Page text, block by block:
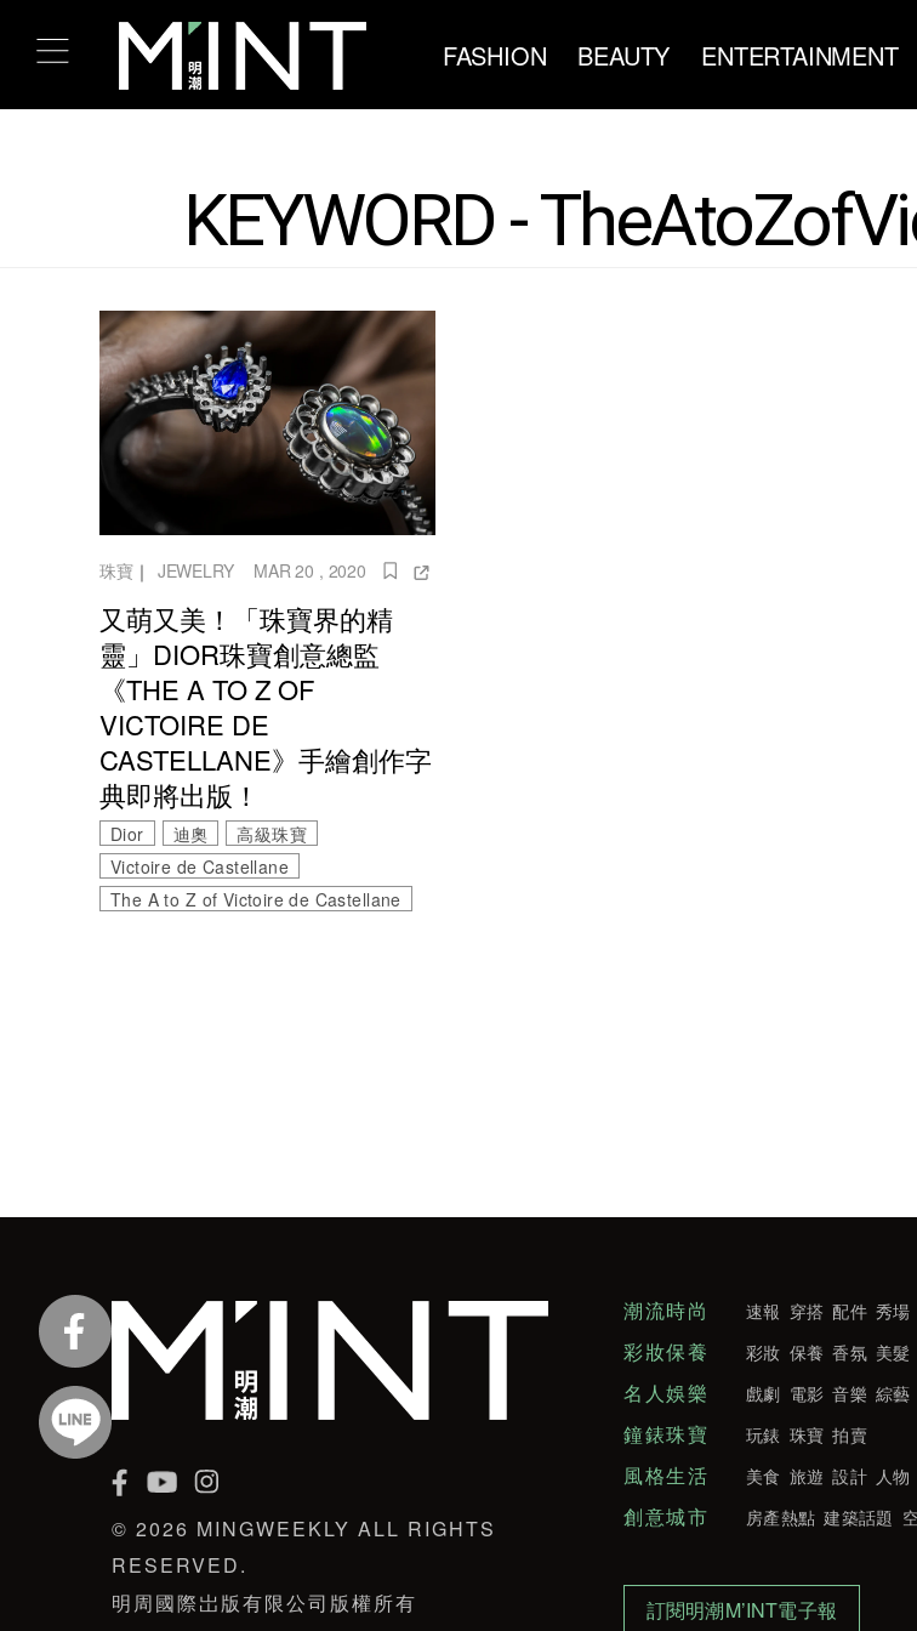
FASHION BEAUTY ENTERTAINMENT
KEYWORD -
珠寶｜ JEWELRY MAR 20 , 2020
又萌又美！「珠寶界的精
靈」DIOR珠寶創意總監
《THE A TO Z OF
VICTOIRE DE
CASTELLANE》手繪創作字
典即將出版！
Dior 迪奧
高級珠寶
Victoire de Castellane
The A to Z of Victoire de Castellane
© 2026 MINGWEEKLY ALL RIGHTS
RESERVED.
明周國際岀版有限公司版權所有
潮流時尚 速報 穿搭 配件 秀場
彩妝保養 彩妝 保養 香氛 美髮
名人娛樂 戲劇 電影 音樂 綜藝
鐘錶珠寶 玩錶 珠寶 拍賣
風格生活 美食 旅遊 設計 人物
創意城市 房產熱點 建築話題
訂閱明潮M’INT電子報